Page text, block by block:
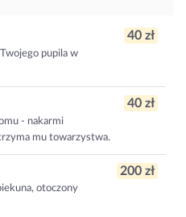
pupila w
40 zł
- nakarmi
mu towarzystwa.
40 zł
otoczony
200 zł